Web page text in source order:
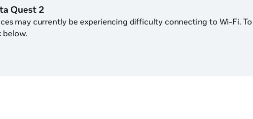
Quest 2
may currently be experiencing difficulty connecting to Wi-Fi.
below.